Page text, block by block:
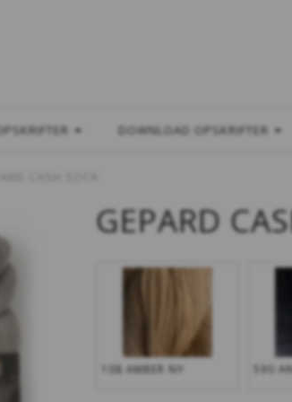
OPSKRIFTER DOWNLOAD OPSKRIFTER
GEPARD
108 AMBER NY 590